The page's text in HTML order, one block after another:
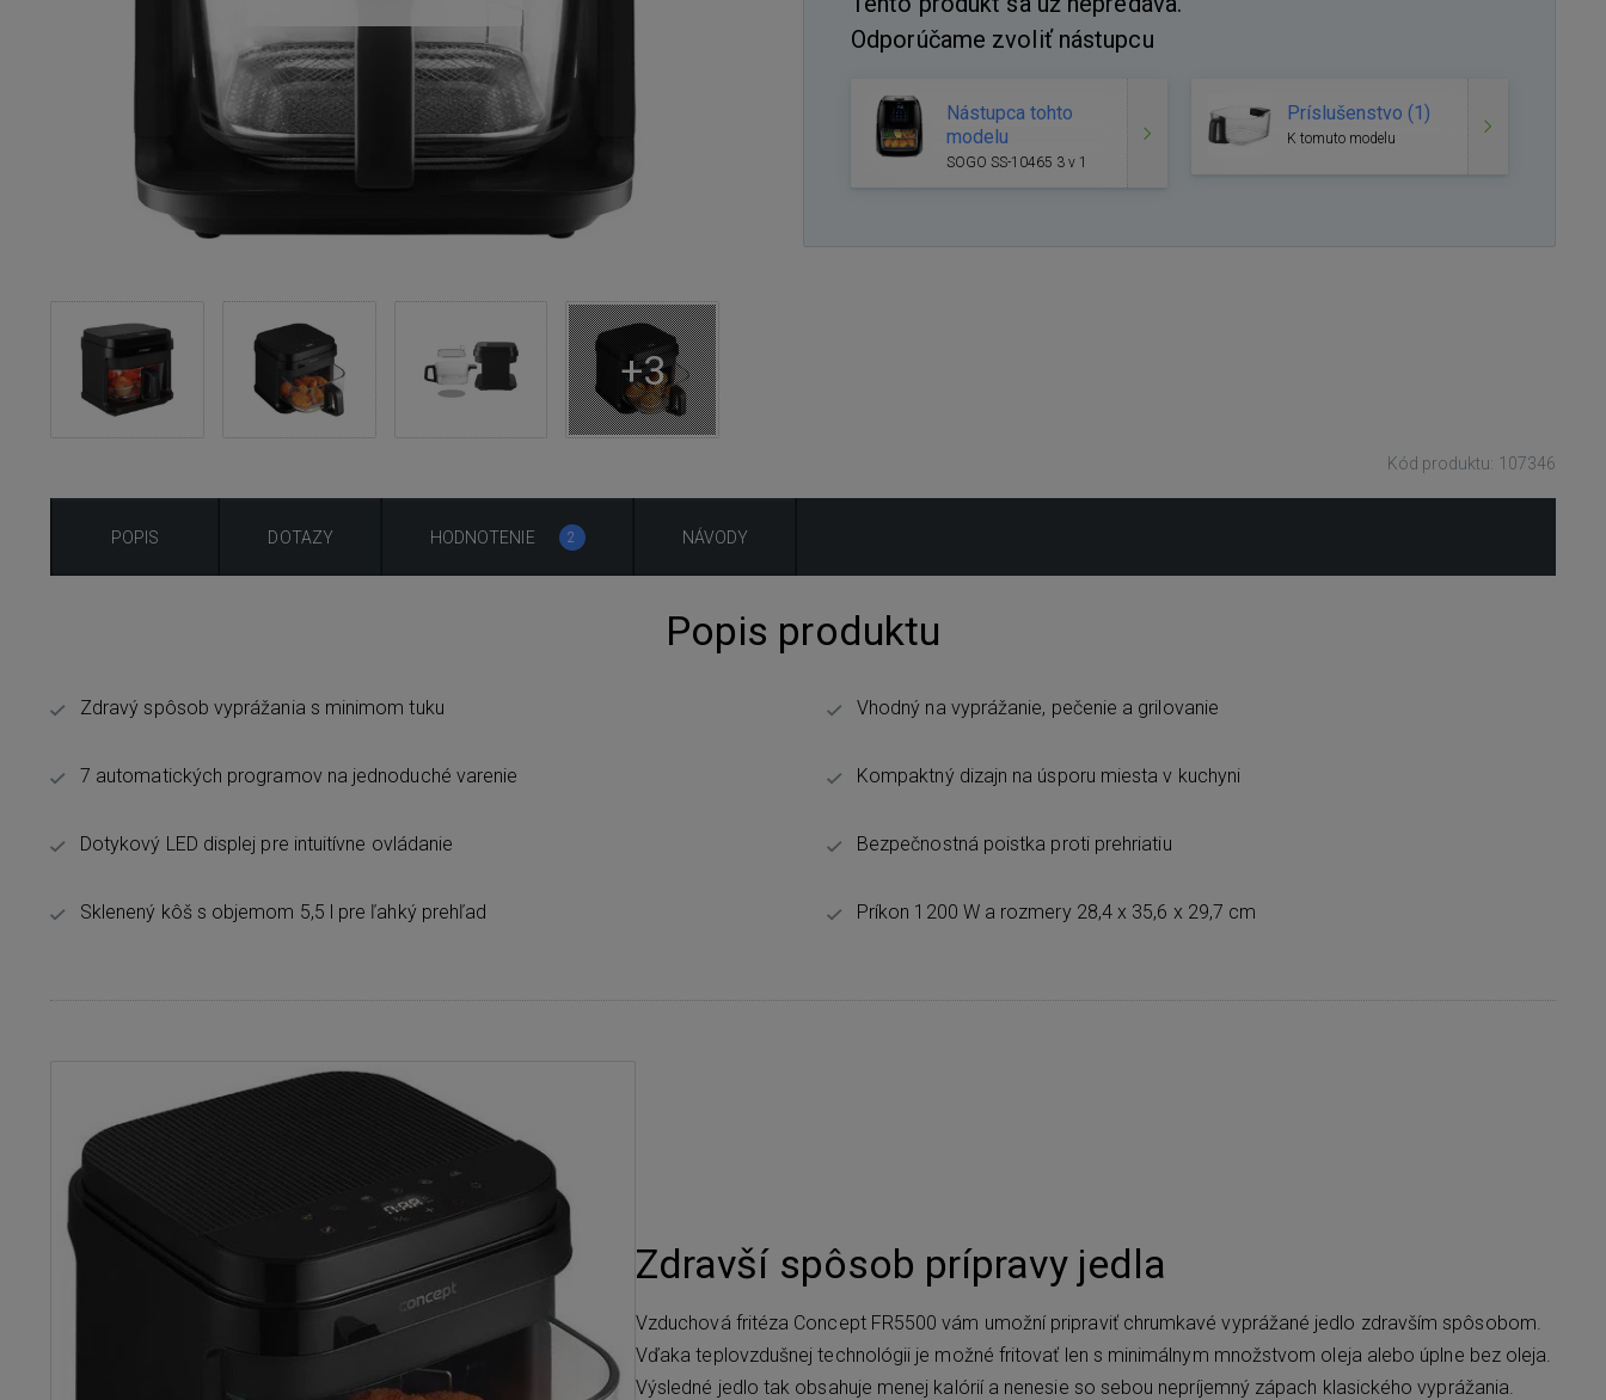
+3
Odporúčame zvoliť nástupcu
Nástupca tohto
modelu
SOGO SS-10465 3 v 1
Príslušenstvo (1)
K tomuto modelu
Kód produktu: 107346
POPIS DOTAZY HODNOTENIE 2 NÁVODY
Popis produktu
Zdravý spôsob vyprážania s minimom tuku
7 automatických programov na jednoduché varenie
Dotykový LED displej pre intuitívne ovládanie
Sklenený kôš s objemom 5,5 l pre ľahký prehľad
Vhodný na vyprážanie, pečenie a grilovanie
Kompaktný dizajn na úsporu miesta v kuchyni
Bezpečnostná poistka proti prehriatiu
Príkon 1200 W a rozmery 28,4 x 35,6 x 29,7 cm
Zdravší spôsob prípravy jedla
Vzduchová fritéza Concept FR5500 vám umožní pripraviť chrumkavé vyprážané jedlo zdravším spôsobom.
Vďaka teplovzdušnej technológii je možné fritovať len s minimálnym množstvom oleja alebo úplne bez oleja.
Výsledné jedlo tak obsahuje menej kalórií a nenesie so sebou nepríjemný zápach klasického vyprážania.